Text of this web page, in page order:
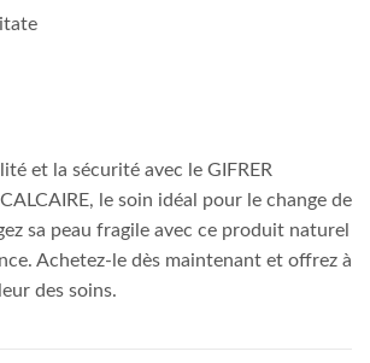
et la sécurité avec le GIFRER
le soin idéal pour le change de
sa peau fragile avec ce produit naturel
Achetez-le dès maintenant et offrez à
des soins.